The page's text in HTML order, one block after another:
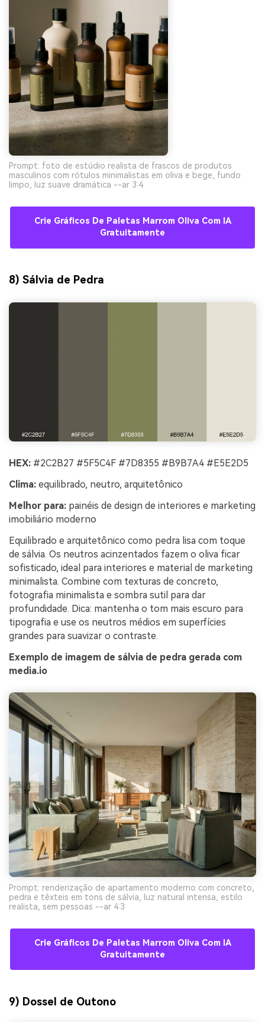
Prompt: foto de estúdio realista de frascos de produtos
masculinos com rótulos minimalistas em oliva e bege, fundo
limpo, luz suave dramática --ar 3:4
Crie Gráficos De Paletas Marrom Oliva Com IA
Gratuitamente
8) Sálvia de Pedra
HEX: #2C2B27 #5F5C4F #7D8355 #B9B7A4 #E5E2D5
Clima: equilibrado, neutro, arquitetônico
Melhor para: painéis de design de interiores e marketing
imobiliário moderno
Equilibrado e arquitetônico como pedra lisa com toque
de sálvia. Os neutros acinzentados fazem o oliva ficar
sofisticado, ideal para interiores e material de marketing
minimalista. Combine com texturas de concreto,
fotografia minimalista e sombra sutil para dar
profundidade. Dica: mantenha o tom mais escuro para
tipografia e use os neutros médios em superfícies
grandes para suavizar o contraste.
Exemplo de imagem de sálvia de pedra gerada com
media.io
Prompt: renderização de apartamento moderno com concreto,
pedra e têxteis em tons de sálvia, luz natural intensa, estilo
realista, sem pessoas --ar 4:3
Crie Gráficos De Paletas Marrom Oliva Com IA
Gratuitamente
9) Dossel de Outono